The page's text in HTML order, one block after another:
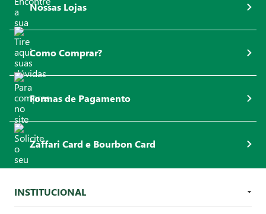
Nossas Lojas
Como Comprar?
Formas de Pagamento
Zaffari Card e Bourbon Card
INSTITUCIONAL